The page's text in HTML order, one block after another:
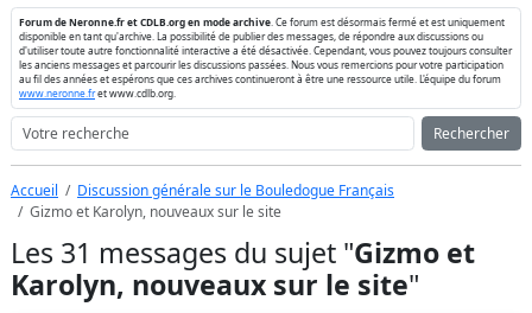
Forum de Neronne.fr et CDLB.org en mode archive . Ce forum est désormais fermé et est uniquement
disponible en tant qu'archive. La possibilité de publier des messages, de répondre aux discussions ou
d'utiliser toute autre fonctionnalité interactive a été désactivée. Cependant, vous pouvez toujours consulter
les anciens messages et parcourir les discussions passées. Nous vous remercions pour votre participation
au fil des années et espérons que ces archives continueront à être une ressource utile. L'équipe du forum
www.neronne.fret www.cdlb.org.
Rechercher
Accueil
Discussion générale sur le Bouledogue Français
Gizmo et Karolyn, nouveaux sur le site
Les 31 messages du sujet "Gizmo et
Karolyn, nouveaux sur le site"